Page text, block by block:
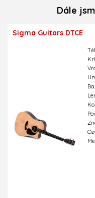
Dále
Sigma Guitars DTCE